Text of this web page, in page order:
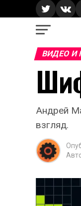
ВИДЕО И
Андрей
взгляд.